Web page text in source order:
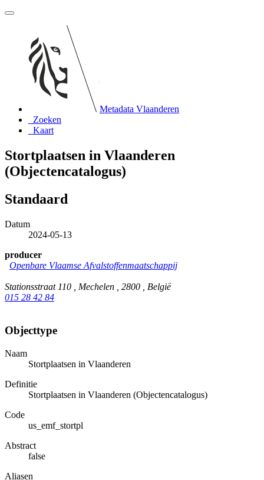
Metadata Vlaanderen
Zoeken
Kaart
Stortplaatsen in Vlaanderen
(Objectencatalogus)
Standaard
Datum
2024-05-13
producer
Openbare Vlaamse Afvalstoffenmaatschappij
Stationsstraat 110 , Mechelen , 2800 , België
015 28 42 84
Objecttype
Naam
Stortplaatsen in Vlaanderen
Definitie
Stortplaatsen in Vlaanderen (Objectencatalogus)
Code
us_emf_stortpl
Abstract
false
Aliasen